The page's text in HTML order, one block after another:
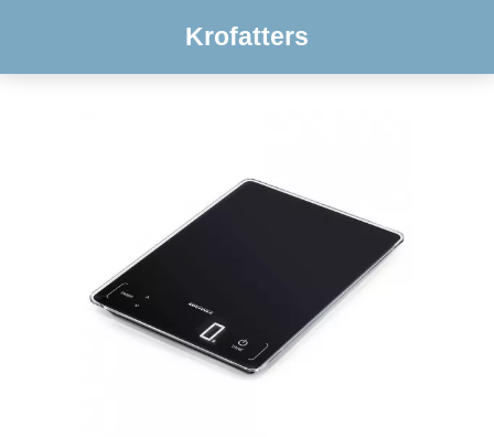
Krofatters